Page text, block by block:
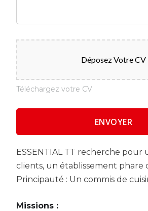
ESSENTIAL TT recherche pour
clients, un établissement phare
Principauté : Un commis de
Missions :
Déposez Votre CV
Téléchargez votre CV